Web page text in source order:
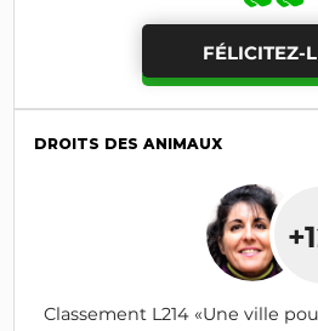
FÉLICITEZ-
DROITS DES ANIMAUX
Classement L214 «Une ville